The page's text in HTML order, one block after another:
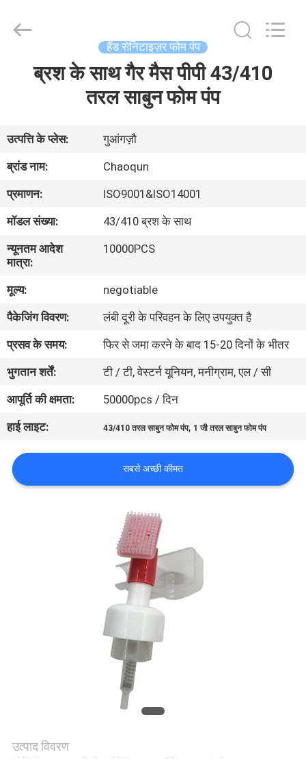
हमारे
बारे
कारखाना
गुणवत्ता
नियंत्रण
संपर्क
करें
समाचार
Industry
हैंड सेनिटाइज़र फोम पंप
ब्रश के साथ गैर मैस पीपी 43/410
तरल साबुन फोम पंप
उत्पत्ति के प्लेस:
गुआंगज़ौ
ब्रांड नाम:
Chaoqun
प्रमाणन:
ISO9001&ISO14001
मॉडल संख्या:
43/410 ब्रश के साथ
न्यूनतम आदेश
मात्रा:
10000PCS
मूल्य:
negotiable
पैकेजिंग विवरण:
लंबी दूरी के परिवहन के लिए उपयुक्त है
प्रसव के समय:
फिर से जमा करने के बाद 15-20 दिनों के भीतर
भुगतान शर्तें:
टी / टी, वेस्टर्न यूनियन, मनीग्राम, एल / सी
आपूर्ति की क्षमता:
50000pcs / दिन
हाई लाइट:
43/410 तरल साबुन फोम पंप, 1 जी तरल साबुन फोम पंप
सबसे अच्छी कीमत
उत्पाद विवरण